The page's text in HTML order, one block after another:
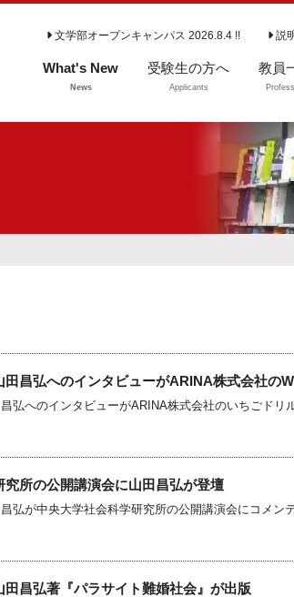
文学部オープンキャンパス 2026.8.4 !! 説
What's New
News
受験生の方へ
Applicants
よくいただくご質
専攻説明会
教員
昌弘へのインタビューがARINA株式会社の
究所の公開講演会に山田昌弘が登壇
昌弘著『パラサイト難婚社会』が出版